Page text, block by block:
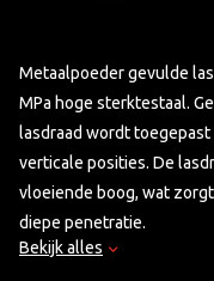
Metaalpoeder gevulde
MPa hoge sterktestaal.
lasdraad wordt
verticale posities. De
vloeiende boog, wat
diepe penetratie.
Bekijk alles